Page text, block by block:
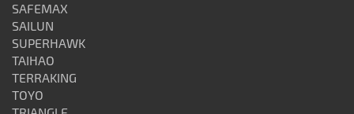
SAFEMAX
SAILUN
SUPERHAWK
TAIHAO
TERRAKING
TOYO